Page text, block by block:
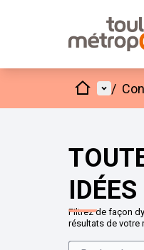
Accueil
Menu
/
IDÉES
Filtrez de façon
résultats de votre